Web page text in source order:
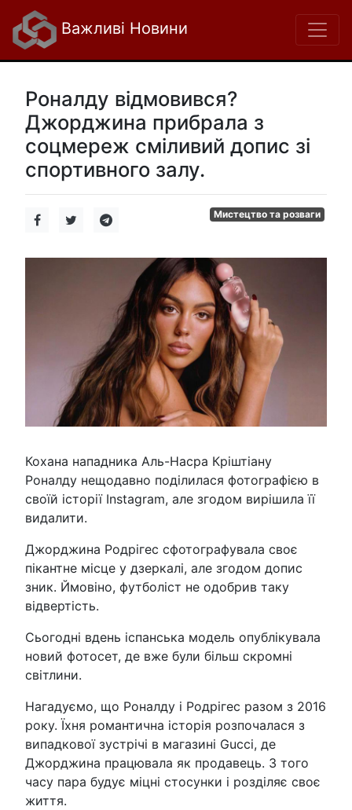
Важливі Новини
Роналду відмовився?
Джорджина прибрала з
соцмереж сміливий допис зі
спортивного залу.
Мистецтво та розваги
Кохана нападника Аль-Насра Кріштіану
Роналду нещодавно поділилася фотографією в
своїй історії Instagram, але згодом вирішила її
видалити.
Джорджина Родрігес сфотографувала своє
пікантне місце у дзеркалі, але згодом допис
зник. Ймовіно, футболіст не одобрив таку
відвертість.
Сьогодні вдень іспанська модель опублікувала
новий фотосет, де вже були більш скромні
світлини.
Нагадуємо, що Роналду і Родрігес разом з 2016
року. Їхня романтична історія розпочалася з
випадкової зустрічі в магазині Gucci, де
Джорджина працювала як продавець. З того
часу пара будує міцні стосунки і розділяє своє
життя.